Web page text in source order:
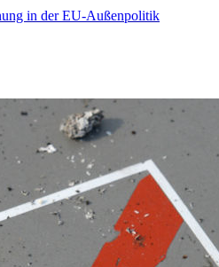
in der EU-Außenpolitik